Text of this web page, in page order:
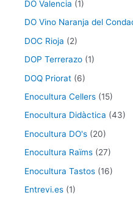
DO Valencia (1)
DO Vino Naranja del
DOC Rioja (2)
DOP Terrerazo (1)
DOQ Priorat (6)
Enocultura Cellers (15)
Enocultura Didàctica (43)
Enocultura DO's (20)
Enocultura Raïms (27)
Enocultura Tastos (16)
Entrevi.es (1)